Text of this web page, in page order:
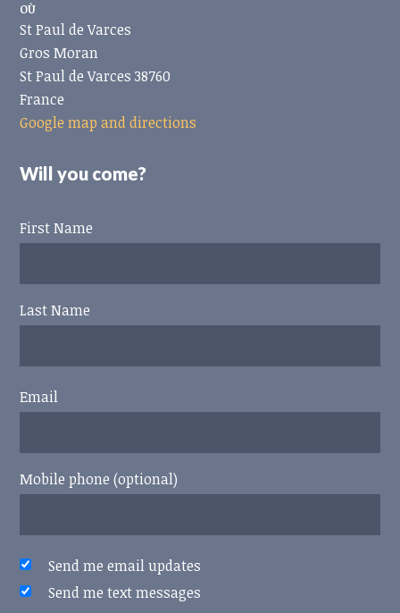
OÙ
St Paul de Varces
Gros Moran
St Paul de Varces 38760
France
Google map and directions
Will you come?
First Name
Last Name
Email
Mobile phone (optional)
Send me email updates
Send me text messages